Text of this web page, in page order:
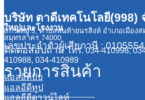
บริษัท ตาดีเทคโนโลยี(998)
ใหญ่และโรงงาน
87/9 หมู่ 5, ตำบลพันท้ายนรสิงห์ อำเภอเมือง
สมุทรสาคร 74000
เลขประจำตัวผู้เสียภาษี :
ติดต่อสอบถามโทร. 034-410998,
410988, 034-410989
รายการสินค้า
แอลอีดีบับ
แอลอีดีทูป
แอลอีดีดาวน์ไลท์